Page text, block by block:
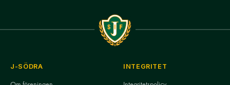
J-SÖDRA INTEGRITET